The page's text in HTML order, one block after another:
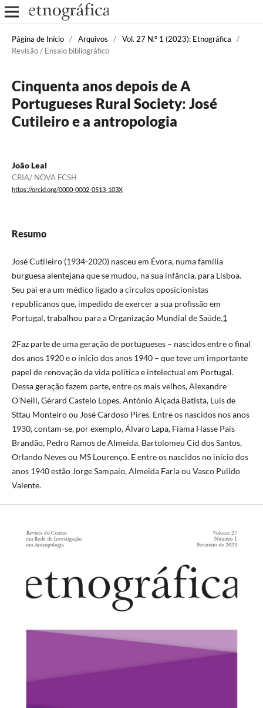
Página de Início / Arquivos / Vol. 27 N.º 1 (2023): Etnográfica
/
Revisão / Ensaio bibliográfico
Cinquenta anos depois de A
Portugueses Rural Society: José
Cutileiro e a antropologia
João Leal
CRIA/ NOVA FCSH
https://orcid.org/0000-0002-0513-103X
Resumo
José Cutileiro (1934-2020) nasceu em Évora, numa família
burguesa alentejana que se mudou, na sua infância, para Lisboa.
Seu pai era um médico ligado a círculos oposicionistas
republicanos que, impedido de exercer a sua profissão em
Portugal, trabalhou para a Organização Mundial de Saúde.1
2Faz parte de uma geração de portugueses – nascidos entre o final
dos anos 1920 e o início dos anos 1940 – que teve um importante
papel de renovação da vida política e intelectual em Portugal.
Dessa geração fazem parte, entre os mais velhos, Alexandre
O’Neill, Gérard Castelo Lopes, António Alçada Batista, Luís de
Sttau Monteiro ou José Cardoso Pires. Entre os nascidos nos anos
1930, contam-se, por exemplo, Álvaro Lapa, Fiama Hasse Pais
Brandão, Pedro Ramos de Almeida, Bartolomeu Cid dos Santos,
Orlando Neves ou MS Lourenço. E entre os nascidos no início dos
anos 1940 estão Jorge Sampaio, Almeida Faria ou Vasco Pulido
Valente.